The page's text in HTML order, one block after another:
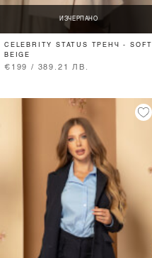
ИЗЧЕРПАНО
CELEBRITY STATUS ТРЕНЧ - SOFT
BEIGE
€199 / 389.21 ЛВ.